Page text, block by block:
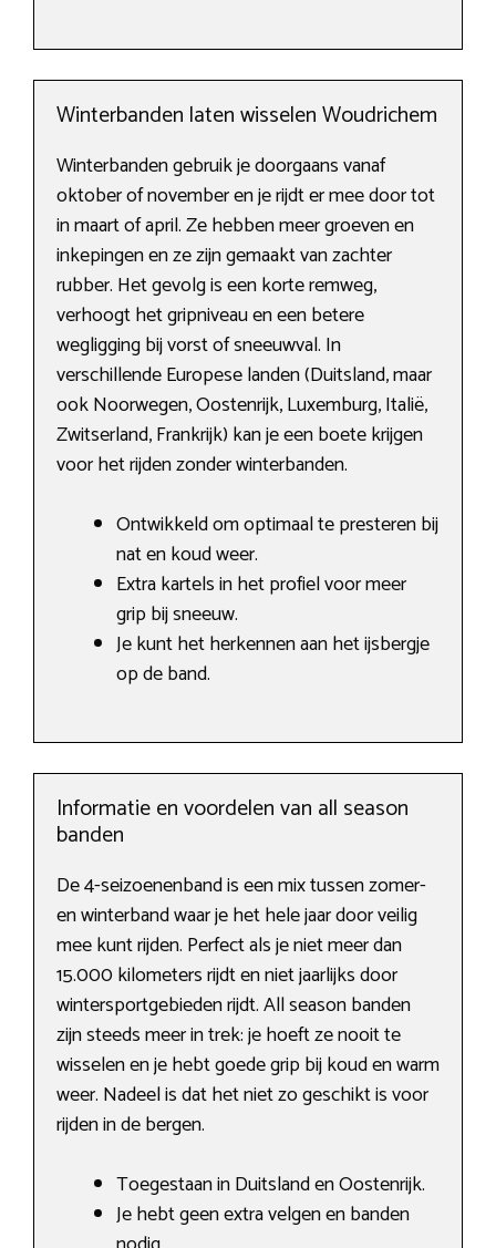
Winterbanden laten wisselen Woudrichem
Winterbanden gebruik je doorgaans vanaf
oktober of november en je rijdt er mee door tot
in maart of april. Ze hebben meer groeven en
inkepingen en ze zijn gemaakt van zachter
rubber. Het gevolg is een korte remweg,
verhoogt het gripniveau en een betere
wegligging bij vorst of sneeuwval. In
verschillende Europese landen (Duitsland, maar
ook Noorwegen, Oostenrijk, Luxemburg, Italië,
Zwitserland, Frankrijk) kan je een boete krijgen
voor het rijden zonder winterbanden.
Ontwikkeld om optimaal te presteren bij
nat en koud weer.
Extra kartels in het profiel voor meer
grip bij sneeuw.
Je kunt het herkennen aan het ijsbergje
op de band.
Informatie en voordelen van all season
banden
De 4-seizoenenband is een mix tussen zomer-
en winterband waar je het hele jaar door veilig
mee kunt rijden. Perfect als je niet meer dan
15.000 kilometers rijdt en niet jaarlijks door
wintersportgebieden rijdt. All season banden
zijn steeds meer in trek: je hoeft ze nooit te
wisselen en je hebt goede grip bij koud en warm
weer. Nadeel is dat het niet zo geschikt is voor
rijden in de bergen.
Toegestaan in Duitsland en Oostenrijk.
Je hebt geen extra velgen en banden